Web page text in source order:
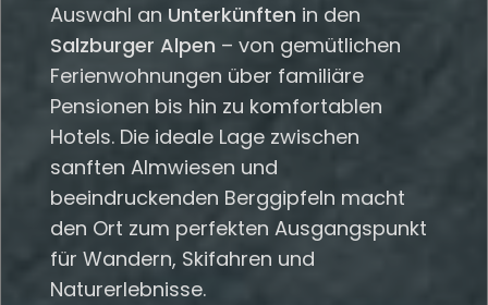
Auswahl an Unterkünften in den
Salzburger Alpen – von gemütlichen
Ferienwohnungen über familiäre
Pensionen bis hin zu komfortablen
Hotels. Die ideale Lage zwischen
sanften Almwiesen und
beeindruckenden Berggipfeln macht
den Ort zum perfekten Ausgangspunkt
für Wandern, Skifahren und
Naturerlebnisse.